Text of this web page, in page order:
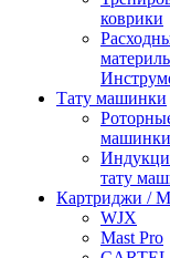
коврики
Тату машинки
машинки
тату
Картриджи /
WJX
Mast Pro